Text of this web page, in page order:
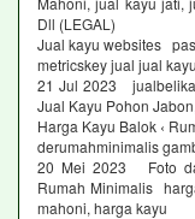
Dll (LEGAL)
Jual kayu websites
metricskey jual jual kayu
21 Jul 2023
Jual Kayu Pohon
Harga Kayu Balok ‹
derumahminimalis
20 Mei 2023 Foto
Rumah Minimalis
mahoni, harga kayu